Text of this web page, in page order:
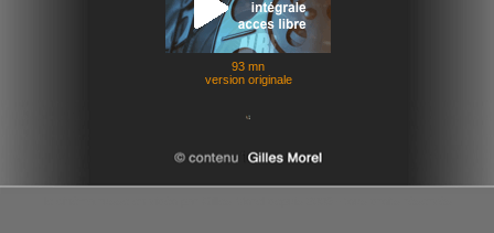
93 mn
version originale